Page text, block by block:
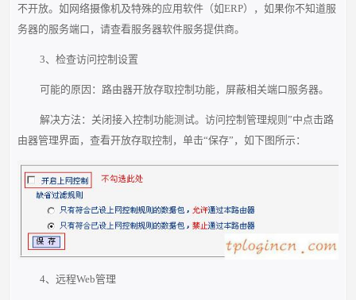
不开放。如网络摄像机及特殊的应用软件（如ERP），如果你不知道服
务器的服务端口，请查看服务器软件服务提供商。
3、检查访问控制设置
可能的原因：路由器开放存取控制功能，屏蔽相关端口服务器。
解决方法：关闭接入控制功能测试。访问控制管理规则”中点击路
由器管理界面，查看开放存取控制，单击“保存”，如下图所示：
4、远程Web管理